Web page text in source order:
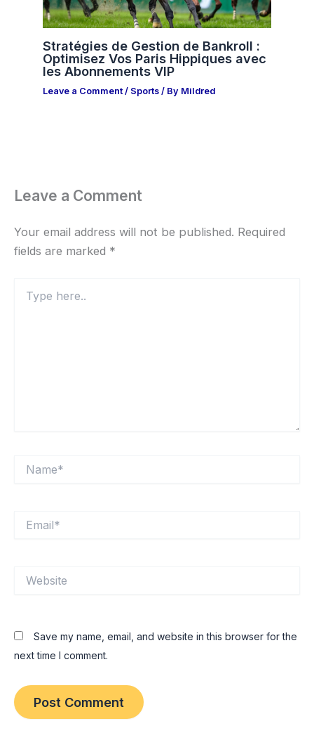
Stratégies de Gestion de Bankroll :
Optimisez Vos Paris Hippiques avec
les Abonnements VIP
Leave a Comment / Sports / By Mildred
Leave a Comment
Your email address will not be published. Required
fields are marked *
here..
Save my name, email, and website in this browser for the
next time I comment.